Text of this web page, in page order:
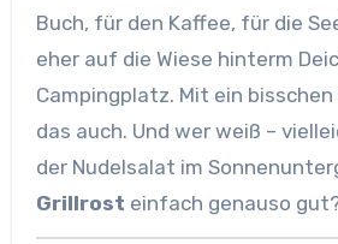
Buch, für den Kaffee, für die
eher auf die Wiese hinterm
Campingplatz. Mit ein
das auch. Und wer weiß –
der Nudelsalat im
Grillrost einfach genauso